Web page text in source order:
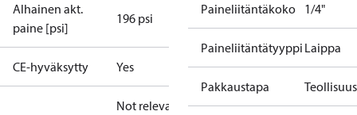
Alhainen akt.
paine [psi]
196 psi
CE-hyväksytty Yes
Not relevant
Paineliitäntäkoko 1/4"
Paineliitäntätyyppi Laippa
Pakkaustapa